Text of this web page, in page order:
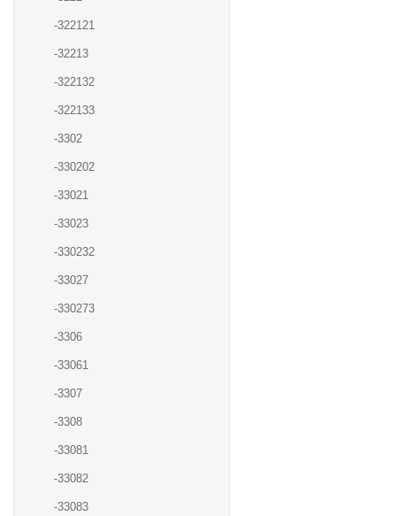
-322121
-32213
-322132
-322133
-3302
-330202
-33021
-33023
-330232
-33027
-330273
-3306
-33061
-3307
-3308
-33081
-33082
-33083